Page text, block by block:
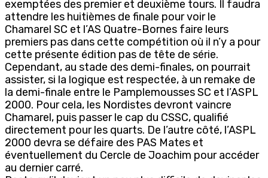
exemptées des premier et deuxième tours. Il faudra
attendre les huitièmes de finale pour voir le
Chamarel SC et l’AS Quatre-Bornes faire leurs
premiers pas dans cette compétition où il n’y a pour
cette présente édition pas de tête de série.
Cependant, au stade des demi-finales, on pourrait
assister, si la logique est respectée, à un remake de
la demi-finale entre le Pamplemousses SC et l’ASPL
2000. Pour cela, les Nordistes devront vaincre
Chamarel, puis passer le cap du CSSC, qualifié
directement pour les quarts. De l’autre côté, l’ASPL
2000 devra se défaire des PAS Mates et
éventuellement du Cercle de Joachim pour accéder
au dernier carré.